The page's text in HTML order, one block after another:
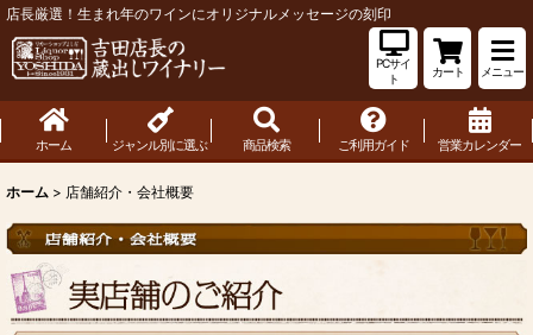
店長厳選！生まれ年のワインにオリジナルメッセージの刻印
PCサイ
ト
カート メニュー
ホーム ジャンル別に選ぶ 商品検索 ご利用ガイド 営業カレンダー
ホーム > 店舗紹介・会社概要